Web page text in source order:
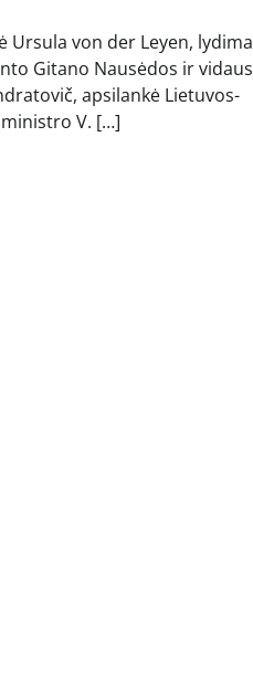
von der Leyen, lydima
Gitano Nausėdos ir vidaus
apsilankė Lietuvos-
V. […]